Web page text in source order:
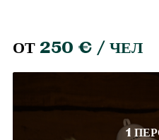
ОТ 250 € / ЧЕЛ
1